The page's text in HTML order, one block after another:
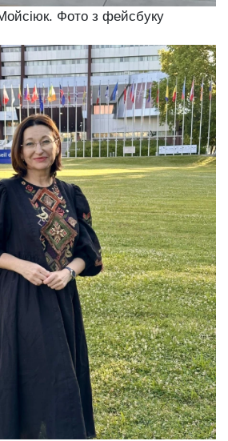
Фото з фейсбуку